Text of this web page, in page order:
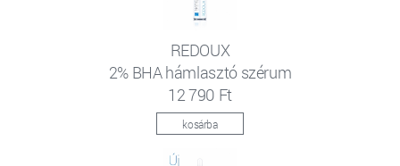
REDOUX
2% BHA hámlasztó szérum
12 790 Ft
kosárba